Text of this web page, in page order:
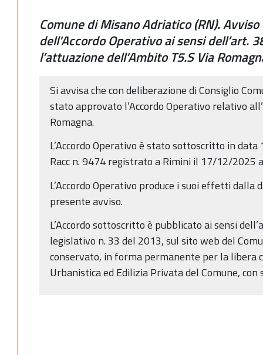
Comune di Misano Adriatico (RN).
dell'Accordo Operativo ai sensi dell’art.
l’attuazione dell’Ambito T5.S Via
Si avvisa che con deliberazione di Consiglio
stato approvato l’Accordo Operativo relativo
Romagna.
L’Accordo Operativo è stato sottoscritto in
Racc n. 9474 registrato a Rimini il 17/12/2025
L’Accordo Operativo produce i suoi effetti dalla
presente avviso.
L’Accordo sottoscritto è pubblicato ai sensi
legislativo n. 33 del 2013, sul sito web del
conservato, in forma permanente per la libera
Urbanistica ed Edilizia Privata del Comune, con